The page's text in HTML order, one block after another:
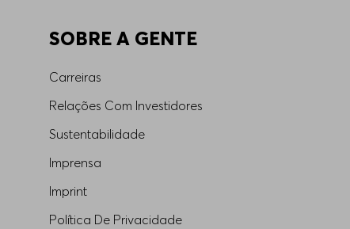
SOBRE A GENTE
Carreiras
Relações Com Investidores
Sustentabilidade
Imprensa
Imprint
Política De Privacidade